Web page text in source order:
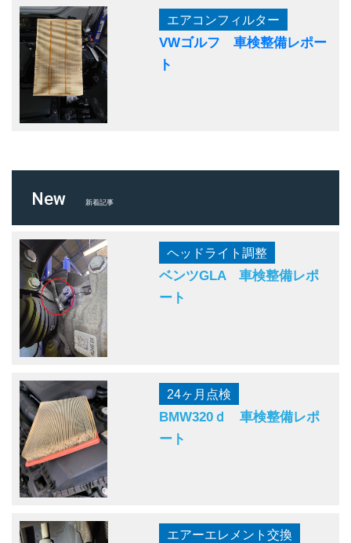
エアコンフィルター
VWゴルフ 車検整備レポー
ト
New 新着記事
ヘッドライト調整
ベンツGLA 車検整備レポ
ート
24ヶ月点検
BMW320ｄ 車検整備レポ
ート
エアーエレメント交換